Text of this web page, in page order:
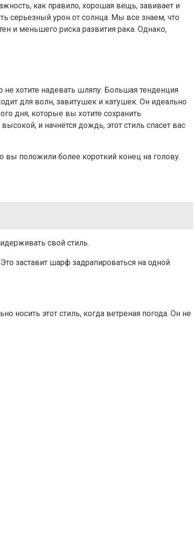
как правило, хорошая вещь, завивает и
серьезный урон от солнца. Мы все знаем, что
и меньшего риска развития рака. Однако,
хотите надевать шляпу. Большая тенденция
для волн, завитушек и катушек. Он идеально
дня, которые вы хотите сохранить
и начнётся дождь, этот стиль спасет вас
вы положили более короткий конец на голову.
свой стиль.
заставит шарф задрапироваться на одной
носить этот стиль, когда ветреная погода. Он не